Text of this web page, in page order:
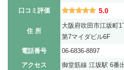
口コミ評価 5.0
住 所
大阪府吹田市江坂町1
第7マイダビル6F
電話番号
06-6836-8897
アクセス
御堂筋線 江坂駅 6番